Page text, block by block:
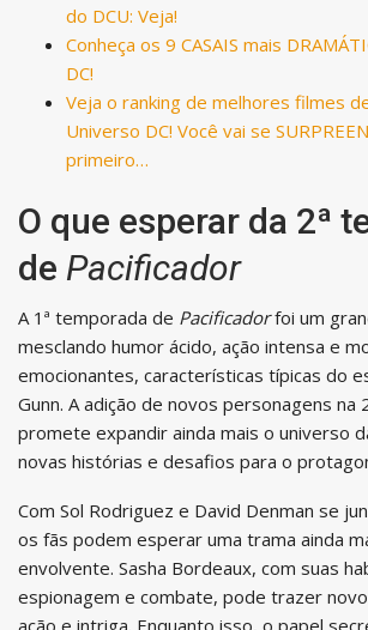
do DCU: Veja!
Conheça os 9 CASAIS mais
DC!
Veja o ranking de melhores filmes
Universo DC! Você vai se
primeiro…
O que esperar da 2ª
de Pacificador
A 1ª temporada de Pacificadorfoi um
mesclando humor ácido, ação intensa e
emocionantes, características típicas do
Gunn. A adição de novos personagens na
promete expandir ainda mais o universo
novas histórias e desafios para o
Com Sol Rodriguez e David Denman se
os fãs podem esperar uma trama ainda
envolvente. Sasha Bordeaux, com suas
espionagem e combate, pode trazer
ação e intriga. Enquanto isso, o papel